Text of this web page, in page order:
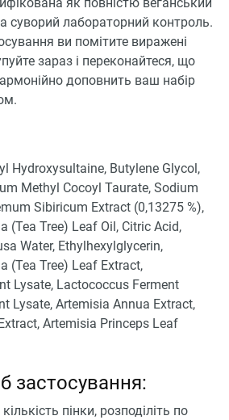
як повністю веганський
суворий лабораторний контроль.
ви помітите виражені
зараз і переконайтеся, що
доповнить ваш набір
Hydroxysultaine, Butylene Glycol,
Methyl Cocoyl Taurate, Sodium
Sibiricum Extract (0,13275 %),
(Tea Tree) Leaf Oil, Citric Acid,
Water, Ethylhexylglycerin,
(Tea Tree) Leaf Extract,
Lysate, Lactococcus Ferment
Lysate, Artemisia Annua Extract,
Artemisia Princeps Leaf
застосування:
пінки, розподіліть по